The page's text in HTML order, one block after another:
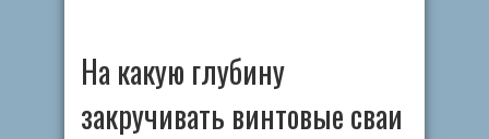
На какую глубину
закручивать винтовые сваи